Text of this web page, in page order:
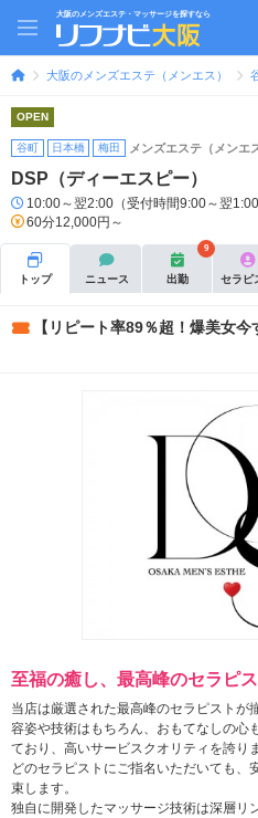
大阪のメンズエステ・マッサージを探すなら
大阪のメンズエステ（メンエス）
OPEN
谷町 日本橋 梅田 メンズエステ（メンエ
DSP（ディーエスピー）
10:00～翌2:00（受付時間9:00～翌1:00
60分12,000円～
トップ ニュース 出勤
9
セラピ
【リピート率89％超！爆美女今
至福の癒し、最高峰のセラピ
当店は厳選された最高峰のセラピストが
容姿や技術はもちろん、おもてなしの心
ており、高いサービスクオリティを誇り
どのセラピストにご指名いただいても、
束します。
独自に開発したマッサージ技術は深層リ